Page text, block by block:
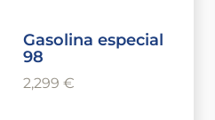
Gasolina especial
98
2,299 €